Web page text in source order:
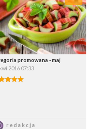
promowana - maj
2016 07:33
5
redakcja
Wybierz listę: